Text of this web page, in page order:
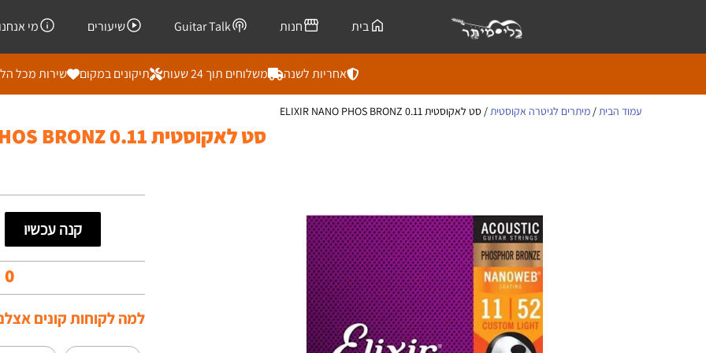
בית חנות Guitar Talk שיעורים מי אנחנו
אחריות לשנה משלוחים תוך 24 שעות תיקונים במקום שירות מכל
עמוד הבית/ מיתרים לגיטרה אקוסטית/ סט לאקוסטית ELIXIR NANO PHOS BRONZ 0.11
סט לאקוסטית ELIXIR NANO PHOS BRONZ 0.11
קנה עכשיו
למה לקוחות קונים